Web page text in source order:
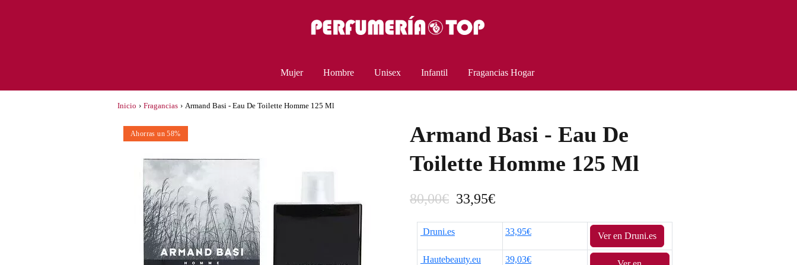
Mujer Hombre Unisex Infantil Fragancias Hogar
Inicio › Fragancias › Armand Basi - Eau De Toilette Homme 125 Ml
Ahorras un 58%
Armand Basi - Eau De
Toilette Homme 125 Ml
80,00€ E
l
33,95€E
l
Druni.es 33,95€ Ver en Druni.es
Hautebeauty.eu 39,03€